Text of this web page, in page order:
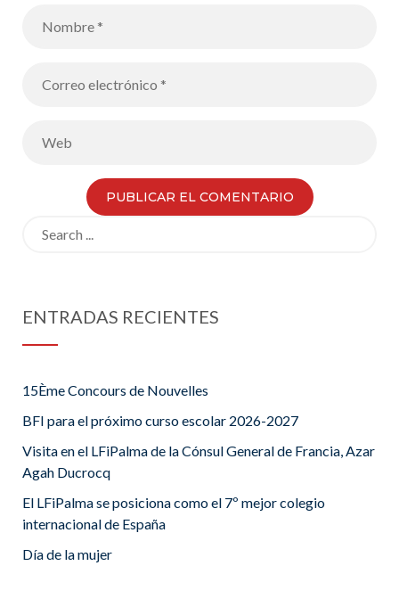
ENTRADAS RECIENTES
15Ème Concours de Nouvelles
BFI para el próximo curso escolar 2026-2027
Visita en el LFiPalma de la Cónsul General de Francia, Azar
Agah Ducrocq
El LFiPalma se posiciona como el 7º mejor colegio
internacional de España
Día de la mujer